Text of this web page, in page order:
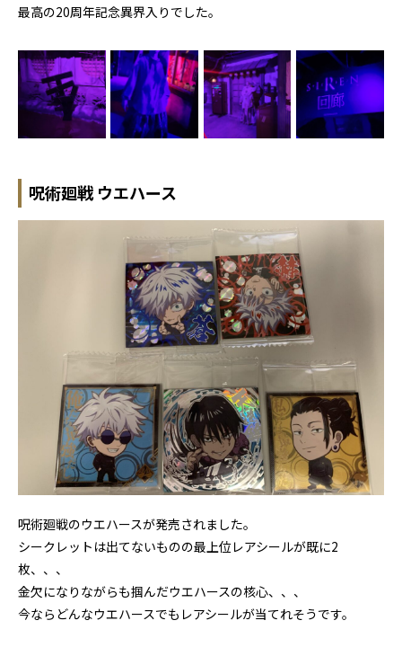
最高の20周年記念異界入りでした。
呪術廻戦 ウエハース
呪術廻戦のウエハースが発売されました。
シークレットは出てないものの最上位レアシールが既に2
枚、、、
金欠になりながらも掴んだウエハースの核心、、、
今ならどんなウエハースでもレアシールが当てれそうです。